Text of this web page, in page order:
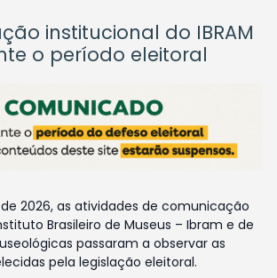
institucional do IBRAM
o período eleitoral
2026, as atividades de comunicação
Brasileiro de Museus – Ibram e de
passaram a observar as
pela legislação eleitoral.